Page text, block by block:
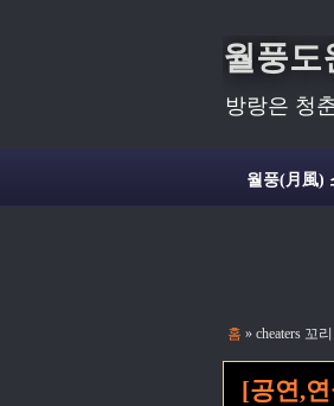
월풍도
방랑은 청
월풍(月風)
홈 » cheaters 꼬
[공연,